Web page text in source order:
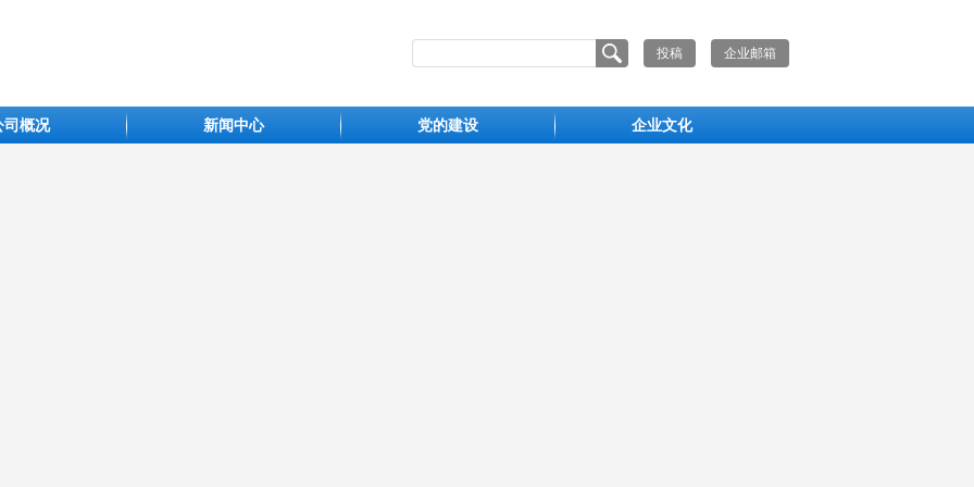
投稿 企业邮箱
司概况 新闻中心 党的建设 企业文化